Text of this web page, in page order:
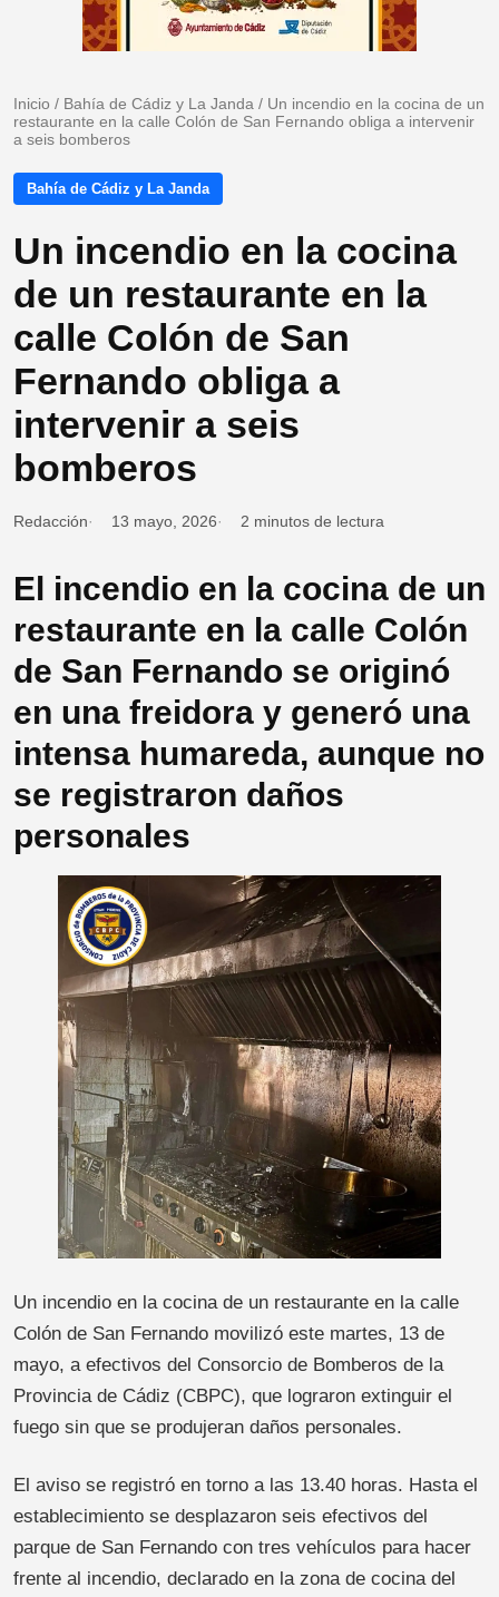
Inicio / Bahía de Cádiz y La Janda / Un incendio en la cocina de un
restaurante en la calle Colón de San Fernando obliga a intervenir
a seis bomberos
Bahía de Cádiz y La Janda
Un incendio en la cocina
de un restaurante en la
calle Colón de San
Fernando obliga a
intervenir a seis
bomberos
Redacción 13 mayo, 2026 2 minutos de lectura
El incendio en la cocina de un
restaurante en la calle Colón
de San Fernando se originó
en una freidora y generó una
intensa humareda, aunque no
se registraron daños
personales
Un incendio en la cocina de un restaurante en la calle
Colón de San Fernando movilizó este martes, 13 de
mayo, a efectivos del Consorcio de Bomberos de la
Provincia de Cádiz (CBPC), que lograron extinguir el
fuego sin que se produjeran daños personales.
El aviso se registró en torno a las 13.40 horas. Hasta el
establecimiento se desplazaron seis efectivos del
parque de San Fernando con tres vehículos para hacer
frente al incendio, declarado en la zona de cocina del